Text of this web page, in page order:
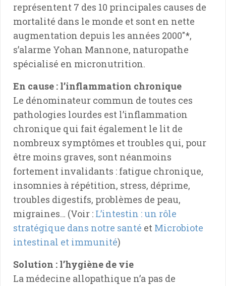
représentent 7 des 10 principales causes de
mortalité dans le monde et sont en nette
augmentation depuis les années 2000"*,
s’alarme Yohan Mannone, naturopathe
spécialisé en micronutrition.
En cause : l’inflammation chronique
Le dénominateur commun de toutes ces
pathologies lourdes est l’inflammation
chronique qui fait également le lit de
nombreux symptômes et troubles qui, pour
être moins graves, sont néanmoins
fortement invalidants : fatigue chronique,
insomnies à répétition, stress, déprime,
troubles digestifs, problèmes de peau,
migraines… (Voir : L’intestin : un rôle
stratégique dans notre santé et Microbiote
intestinal et immunité)
Solution : l’hygiène de vie
La médecine allopathique n’a pas de